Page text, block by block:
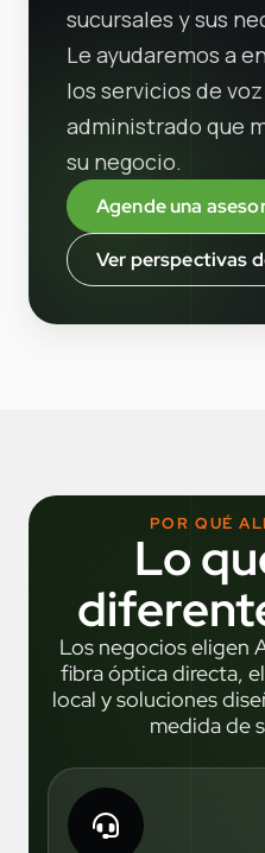
sucursales y sus
Le ayudaremos a
los servicios de
administrado que
su negocio.
Agende una
Ver perspectivas
POR QUÉ
Lo
Los negocios eligen
fibra óptica directa,
local y soluciones
medida de